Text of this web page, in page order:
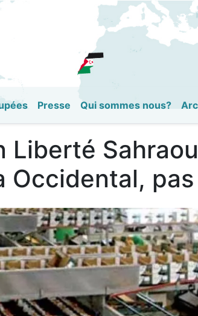
Aller
au
contenu
Presse Qui sommes nous?
Occidental,